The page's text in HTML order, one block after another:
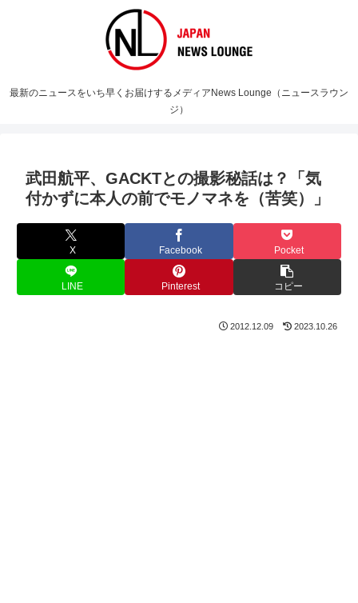
最新のニュースをいち早くお届けするメディアNews Lounge（ニュースラウン
ジ）
武田航平、GACKTとの撮影秘話は？「気
付かずに本人の前でモノマネを（苦笑）」
X Facebook Pocket
LINE Pinterest コピー
2012.12.09 2023.10.26